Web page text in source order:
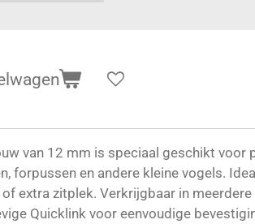
van 12 mm is speciaal geschikt voor
forpussen en andere kleine vogels.
extra zitplek. Verkrijgbaar in meerdere
Quicklink voor eenvoudige